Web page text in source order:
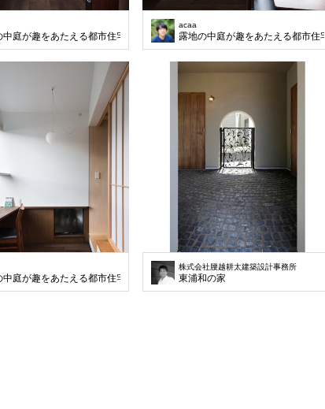
中庭が趣をあたえる都市住宅
acaa
露地の中庭が趣をあたえる都市住宅
中庭が趣をあたえる都市住宅
株式会社腰越耕太建築設計事務所
東浦和の家